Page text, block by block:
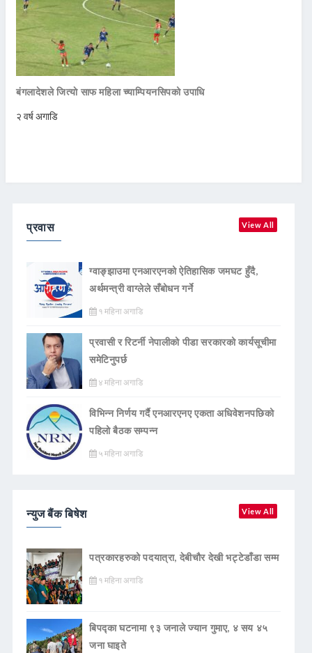
बंगलादेशले जित्याे साफ महिला च्याम्पियनसिपको उपाधि
२ वर्ष अगाडि
प्रवास View All
ग्वाङ्झाउमा एनआरएनको ऐतिहासिक जमघट हुँदै,
अर्थमन्त्री वाग्लेले सँबोधन गर्ने
१ महिना अगाडि
प्रवासी र रिटर्नी नेपालीको पीडा सरकारको कार्यसूचीमा
समेटिनुपर्छ
४ महिना अगाडि
विभिन्न निर्णय गर्दै एनआरएनए एकता अधिवेशनपछिको
पहिलो बैठक सम्पन्न
५ महिना अगाडि
न्युज बैंक बिषेश View All
पत्रकारहरुको पदयात्रा, देबीचौर देखी भट्टेडाँडा सम्म
१ महिना अगाडि
बिपद्का घटनामा ९३ जनाले ज्यान गुमाए, ४ सय ४५
जना घाइते